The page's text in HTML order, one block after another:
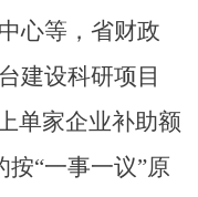
心等，省财政
建设科研项目
单家企业补助额
按“一事一议”原